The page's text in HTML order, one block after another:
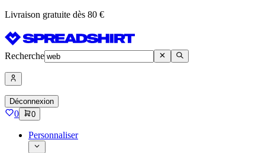
Livraison gratuite dès 80 €
Recherche
Déconnexion
0 0
Personnaliser